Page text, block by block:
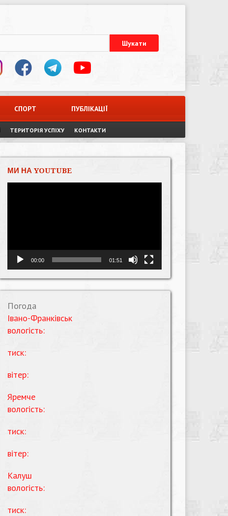
СПОРТ ПУБЛІКАЦІЇ
ТЕРИТОРІЯ УСПІХУ КОНТАКТИ
МИ НА YOUTUBE
00:00 01:51
Погода
Івано-Франківськ
вологість:
тиск:
вітер:
Яремче
вологість:
тиск:
вітер:
Калуш
вологість:
тиск: